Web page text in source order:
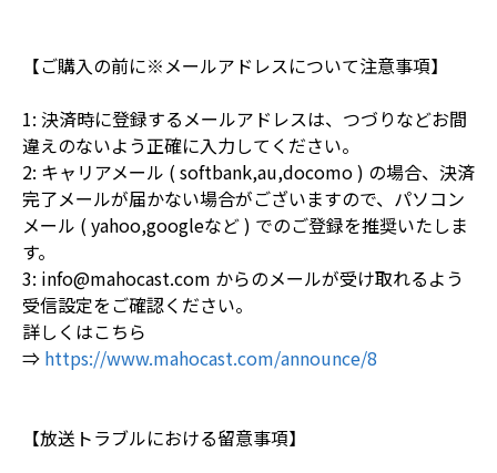
【ご購入の前に※メールアドレスについて注意事項】
1: 決済時に登録するメールアドレスは、つづりなどお間
違えのないよう正確に入力してください。
2: キャリアメール ( softbank,au,docomo ) の場合、決済
完了メールが届かない場合がございますので、パソコン
メール ( yahoo,googleなど ) でのご登録を推奨いたしま
す。
3: info@mahocast.com からのメールが受け取れるよう
受信設定をご確認ください。
詳しくはこちら
⇒ https://www.mahocast.com/announce/8
【放送トラブルにおける留意事項】